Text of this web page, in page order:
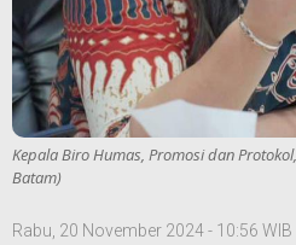
Riau
Kepulauan
Riau
Lowongan
Kerja
Indeks
Tanjungpinang
Lingga
Karimun
Kepala Biro Humas, Promosi dan
Batam)
Rabu, 20 November 2024 - 10:56 WIB